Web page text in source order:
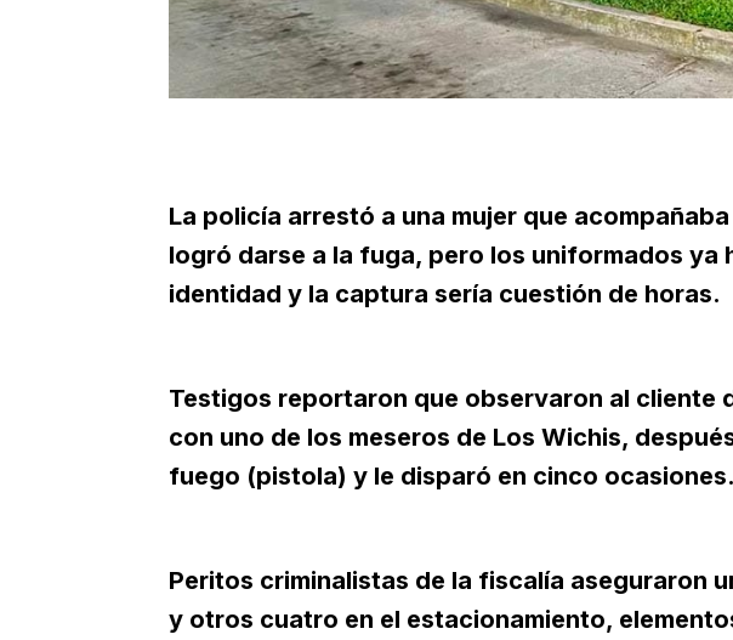
La policía arrestó a una mujer que
logró darse a la fuga, pero los uniformados ya
identidad y la captura sería cuestión de horas.
Testigos reportaron que observaron al cliente
con uno de los meseros de Los Wichis,
fuego (pistola) y le disparó en cinco ocasiones.
Peritos criminalistas de la fiscalía aseguraron
y otros cuatro en el estacionamiento,